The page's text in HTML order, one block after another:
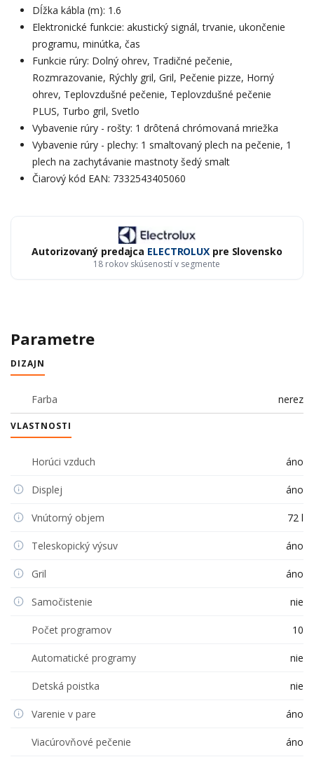
Dĺžka kábla (m): 1.6
Elektronické funkcie: akustický signál, trvanie, ukončenie
programu, minútka, čas
Funkcie rúry: Dolný ohrev, Tradičné pečenie,
Rozmrazovanie, Rýchly gril, Gril, Pečenie pizze, Horný
ohrev, Teplovzdušné pečenie, Teplovzdušné pečenie
PLUS, Turbo gril, Svetlo
Vybavenie rúry - rošty: 1 drôtená chrómovaná mriežka
Vybavenie rúry - plechy: 1 smaltovaný plech na pečenie, 1
plech na zachytávanie mastnoty šedý smalt
Čiarový kód EAN: 7332543405060
Autorizovaný predajca ELECTROLUX pre Slovensko
18 rokov skúseností v segmente
Parametre
DIZAJN
Farba nerez
VLASTNOSTI
Horúci vzduch áno
Displej áno
Vnútorný objem 72 l
Teleskopický výsuv áno
Gril áno
Samočistenie nie
Počet programov 10
Automatické programy nie
Detská poistka nie
Varenie v pare áno
Viacúrovňové pečenie áno